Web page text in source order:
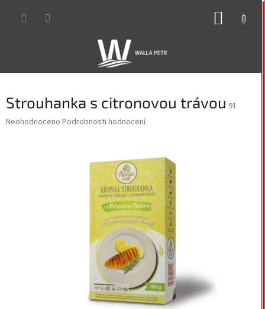
Strouhanka s citronovou trávou 91
Průměrné
Neohodnoceno Podrobnosti hodnocení